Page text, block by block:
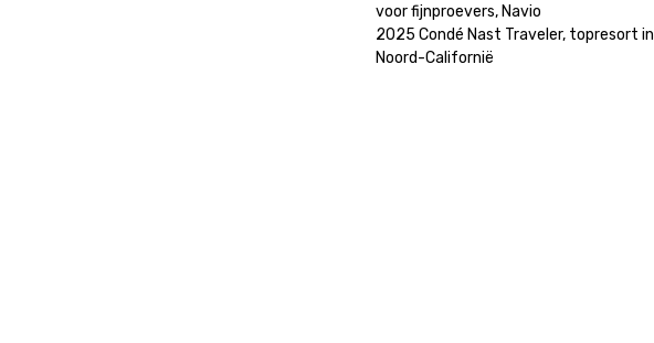
voor fijnproevers, Navio
2025 Condé Nast Traveler, topresort in
Noord-Californië